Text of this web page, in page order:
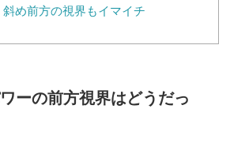
め前方の視界もイマイチ
ーの前方視界はどうだっ